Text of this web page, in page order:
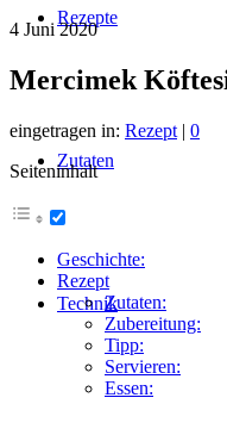
Rezepte
Zutaten
Technik
4 Juni 2020
Mercimek
eingetragen in: Rezept | 0
Seiteninhalt
Geschichte:
Rezept
Zutaten:
Zubereitung:
Tipp:
Servieren:
Essen: